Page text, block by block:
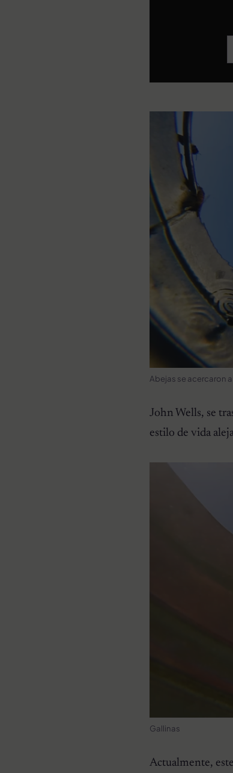
Abejas se acercaron
John Wells, se
estilo de vida
Gallinas
Actualmente,